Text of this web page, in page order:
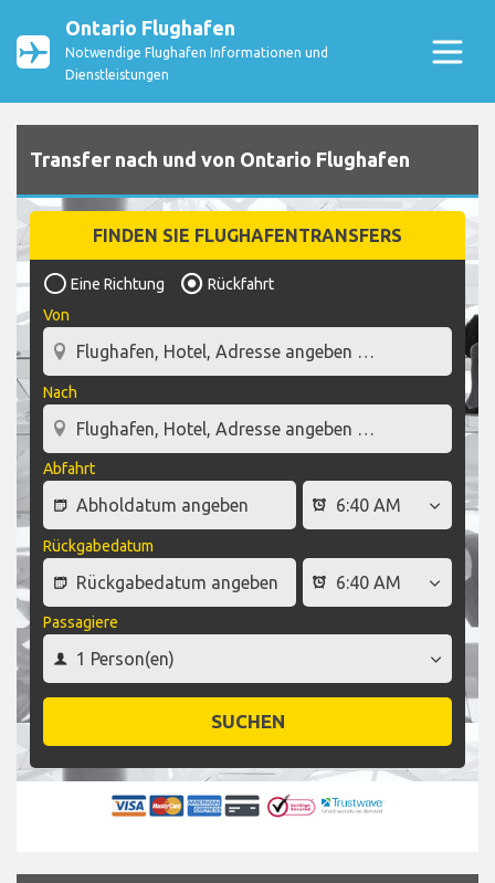
Ontario Flughafen
Notwendige Flughafen Informationen und
Dienstleistungen
Transfer nach und von Ontario Flughafen
FINDEN SIE FLUGHAFENTRANSFERS
Eine Richtung
Rückfahrt
Von
Nach
Abfahrt
Rückgabedatum
Passagiere
SUCHEN